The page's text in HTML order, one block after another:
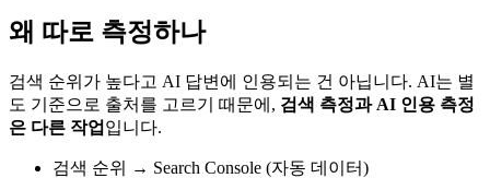
왜 따로 측정하나
검색 순위가 높다고 AI 답변에 인용되는 건 아닙니다. AI는 별
도 기준으로 출처를 고르기 때문에, 검색 측정과 AI 인용 측정
은 다른 작업 입니다.
검색 순위 → Search Console (자동 데이터)